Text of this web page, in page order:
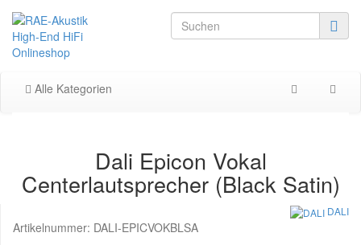
Alle Kategorien
Dali Epicon Vokal
Centerlautsprecher (Black Satin)
DALI
Artikelnummer: DALI-EPICVOKBLSA